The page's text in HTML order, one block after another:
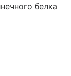
белка